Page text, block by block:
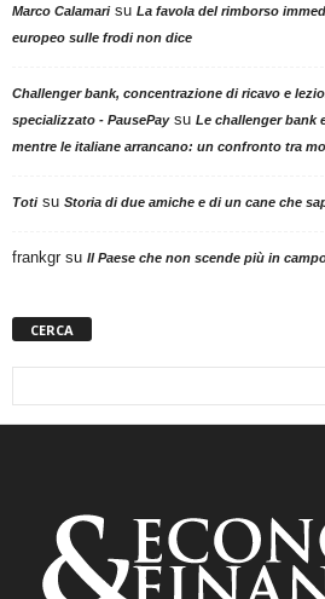
Marco Calamarisu La favola del rimborso
europeo sulle frodi non dice
Challenger bank, concentrazione di ricavo e
specializzato - PausePaysu Le challenger bank
mentre le italiane arrancano: un confronto tra
Totisu Storia di due amiche e di un cane che
frankgr su Il Paese che non scende più in
CERCA